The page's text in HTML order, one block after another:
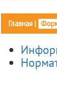
Главная|